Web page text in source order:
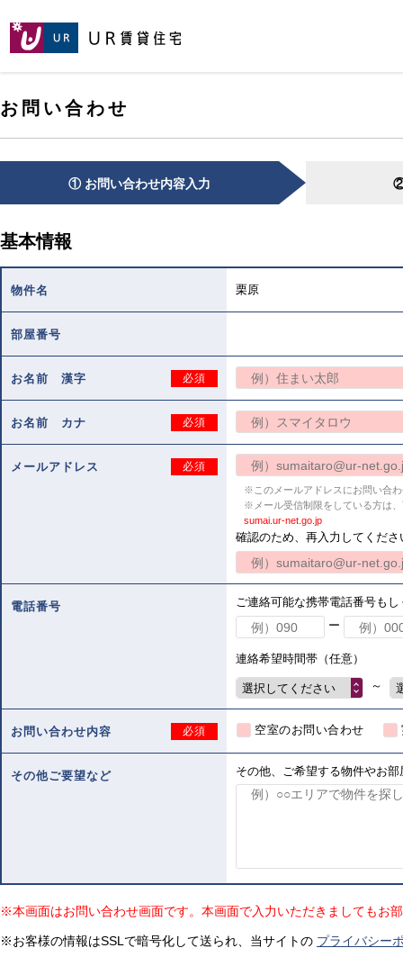
[こ
ヘ
ッ
ダ
お問い合わせ
[こ
か
文
す。]
か
イ
コ
ツ
す。]
① お問い合わせ内容入力 ②
基本情報
物件名 栗原
部屋番号
お名前 漢字 必須
お名前 カナ 必須
メールアドレス 必須
※このメールアドレスにお問い合
※メール受信制限をしている方は
sumai.ur-net.go.jp
確認のため、再入力してくださ
電話番号
ご連絡可能な携帯電話番号も
ー
連絡希望時間帯（任意）
選択してください ～
お問い合わせ内容 必須 空室のお問い合わせ
その他ご要望など その他、ご希望する物件やお
※本画面はお問い合わせ画面です。本画面で入力いただきましてもお
※お客様の情報はSSLで暗号化して送られ、当サイトの プライバシー
ペ
先
頭
へ